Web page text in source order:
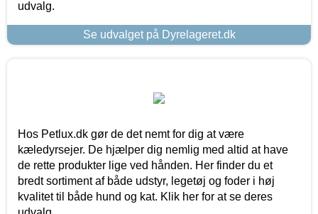
udvalg.
Se udvalget på Dyrelageret.dk
Hos Petlux.dk gør de det nemt for dig at være
kæledyrsejer. De hjælper dig nemlig med altid at have
de rette produkter lige ved hånden. Her finder du et
bredt sortiment af både udstyr, legetøj og foder i høj
kvalitet til både hund og kat. Klik her for at se deres